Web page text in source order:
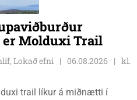
er Molduxi Trail
Lokað efni 06.08.2026
kl.
trail líkur á miðnætti í